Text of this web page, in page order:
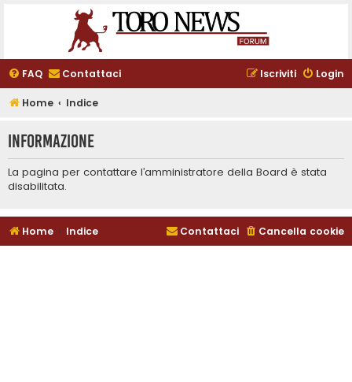
FAQ Contattaci Login
Iscriviti
Home Indice
Informazione
La pagina per contattare l’amministratore della Board è stata
disabilitata.
Home Indice Cancella cookie
Contattaci